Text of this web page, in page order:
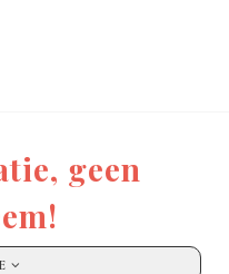
geen